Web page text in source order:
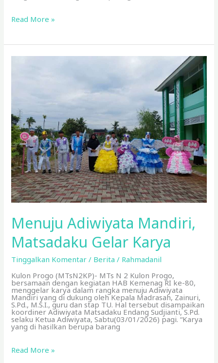
Read More »
Menuju Adiwiyata Mandiri,
Matsadaku Gelar Karya
Tinggalkan Komentar / Berita / Rahmadanil
Kulon Progo (MTsN2KP)- MTs N 2 Kulon Progo,
bersamaan dengan kegiatan HAB Kemenag RI ke-80,
menggelar karya dalam rangka menuju Adiwiyata
Mandiri yang di dukung oleh Kepala Madrasah, Zainuri,
S.Pd., M.S.I., guru dan stap TU. Hal tersebut disampaikan
koordiner Adiwiyata Matsadaku Endang Sudjianti, S.Pd.
selaku Ketua Adiwiyata, Sabtu(03/01/2026) pagi. “Karya
yang di hasilkan berupa barang
Menuju
Read More »